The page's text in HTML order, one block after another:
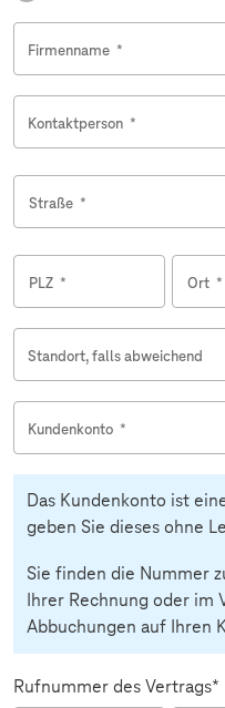
Firmenname *
Kontaktperson *
Straße *
PLZ * Ort *
Standort, falls abweichend
Kundenkonto *
Das Kundenkonto ist
geben Sie dieses ohne
Sie finden die Nummer
Ihrer Rechnung oder im
Abbuchungen auf Ihren
Rufnummer des Vertrags*